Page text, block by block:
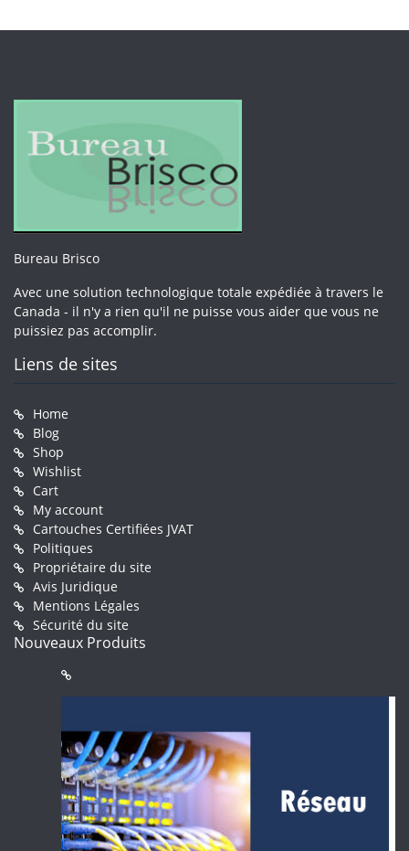
Bureau Brisco
Avec une solution technologique totale expédiée à travers le
Canada - il n'y a rien qu'il ne puisse vous aider que vous ne
puissiez pas accomplir.
Liens de sites
Home
Blog
Shop
Wishlist
Cart
My account
Cartouches Certifiées JVAT
Politiques
Propriétaire du site
Avis Juridique
Mentions Légales
Sécurité du site
Nouveaux Produits